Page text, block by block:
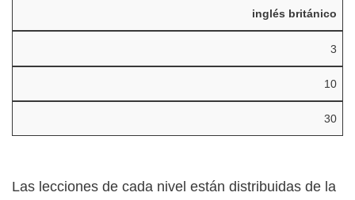
inglés británico
3
10
30
Las lecciones de cada nivel están distribuidas de la